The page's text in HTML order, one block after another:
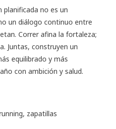
planificada no es un
un diálogo continuo entre
Correr afina la fortaleza;
Juntas, construyen un
equilibrado y más
con ambición y salud.
, zapatillas